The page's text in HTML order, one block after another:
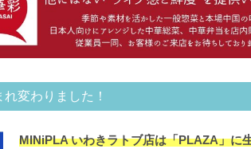
変わりました！
MINiPLA いわきラトブ店は「PLAZA」に